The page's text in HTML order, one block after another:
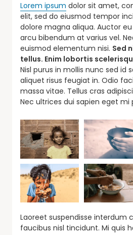
Lorem ipsum dolor sit amet,
elit, sed do eiusmod tempor
dolore magna aliqua. Auctor
arcu bibendum at varius vel.
euismod elementum nisi. Sed
tellus. Enim lobortis
Nisl purus in mollis nunc sed id
aliquet risus feugiat in. Odio
massa vitae. Tellus cras
Nec ultrices dui sapien eget mi
Laoreet suspendisse interdum
faucibus nisl tincidunt. Mi quis